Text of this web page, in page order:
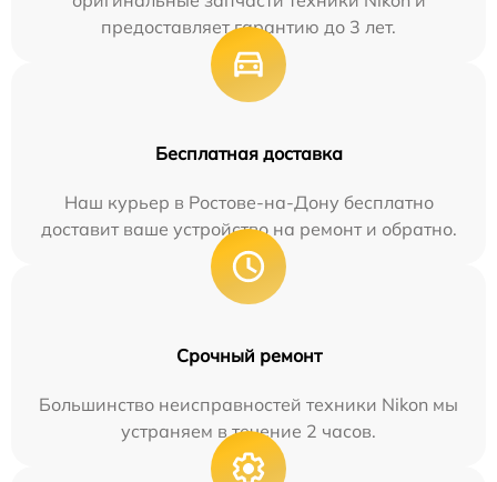
предоставляет гарантию до 3 лет.
Бесплатная доставка
Наш курьер в Ростове-на-Дону бесплатно
доставит ваше устройство на ремонт и обратно.
Срочный ремонт
Большинство неисправностей техники Nikon мы
устраняем в течение 2 часов.